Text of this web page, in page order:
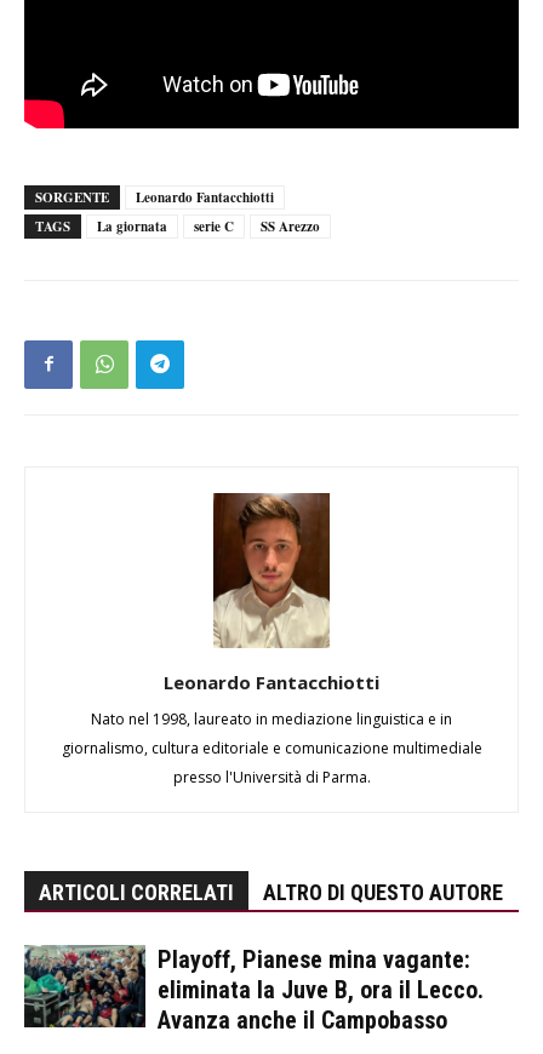
SORGENTE
Leonardo Fantacchiotti
TAGS
La giornata serie C SS Arezzo
Leonardo Fantacchiotti
Nato nel 1998, laureato in mediazione linguistica e in
giornalismo, cultura editoriale e comunicazione multimediale
presso l'Università di Parma.
ARTICOLI CORRELATI ALTRO DI QUESTO AUTORE
Playoff, Pianese mina vagante:
eliminata la Juve B, ora il Lecco.
Avanza anche il Campobasso